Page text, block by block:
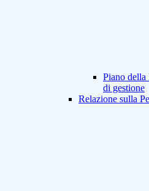
Piano della
di gestione
Relazione sulla